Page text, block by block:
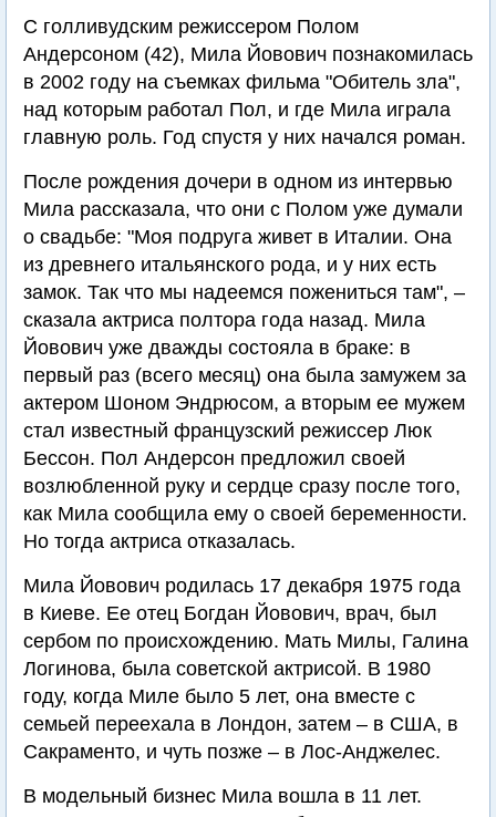
С голливудским режиссером Полом
Андерсоном (42), Мила Йовович познакомилась
в 2002 году на съемках фильма "Обитель зла",
над которым работал Пол, и где Мила играла
главную роль. Год спустя у них начался роман.
После рождения дочери в одном из интервью
Мила рассказала, что они с Полом уже думали
о свадьбе: "Моя подруга живет в Италии. Она
из древнего итальянского рода, и у них есть
замок. Так что мы надеемся пожениться там", –
сказала актриса полтора года назад. Мила
Йовович уже дважды состояла в браке: в
первый раз (всего месяц) она была замужем за
актером Шоном Эндрюсом, а вторым ее мужем
стал известный французский режиссер Люк
Бессон. Пол Андерсон предложил своей
возлюбленной руку и сердце сразу после того,
как Мила сообщила ему о своей беременности.
Но тогда актриса отказалась.
Мила Йовович родилась 17 декабря 1975 года
в Киеве. Ее отец Богдан Йовович, врач, был
сербом по происхождению. Мать Милы, Галина
Логинова, была советской актрисой. В 1980
году, когда Миле было 5 лет, она вместе с
семьей переехала в Лондон, затем – в США, в
Сакраменто, и чуть позже – в Лос-Анджелес.
В модельный бизнес Мила вошла в 11 лет.